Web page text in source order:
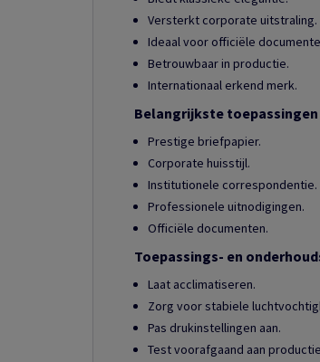
Versterkt corporate uitstraling.
Ideaal voor officiële
Betrouwbaar in productie.
Internationaal erkend merk.
Belangrijkste toepassingen
Prestige briefpapier.
Corporate huisstijl.
Institutionele correspondentie.
Professionele uitnodigingen.
Officiële documenten.
Toepassings- en
Laat acclimatiseren.
Zorg voor stabiele
Pas drukinstellingen aan.
Test voorafgaand aan